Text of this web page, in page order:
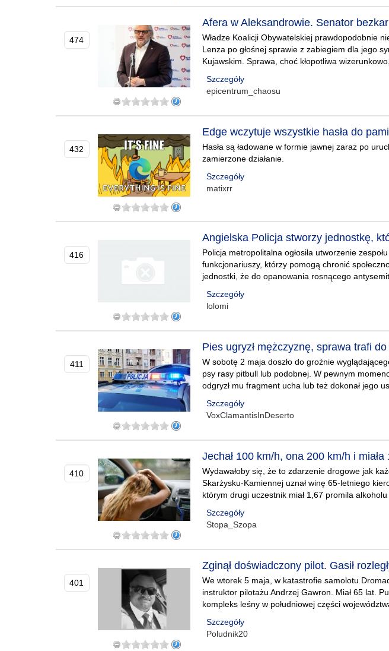
474
Afera w Aleksandrowie. Senator
Władze Koalicji Obywatelskiej prawdopodobnie
Lenza po głośnej sprawie z zabiegiem dla jego
Kujawskim. Sprawa, choć kłopotliwa
Szczegóły
epicentrum_chaosu
432
Edge wczytuje wszystkie hasła do
Hasła są ładowane w formie jawnej zaraz po
zamierzone działanie.
Szczegóły
matixrr
416
Angielska Policja stworzy jednostkę,
Policja metropolitalna ogłosiła utworzenie
funkcjonariuszy, którzy pomogą chronić
jednostki, że do opanowania rosnącego
Szczegóły
lolomi
411
Pies ugryzł mężczyznę, sprawa trafi
W sobotę 2 maja doszło do groźnie
psy rasy pitbull lub podobnej. W pewnym
odgryzł mu fragment ucha lub też dokonał jego
Szczegóły
VoxClamantisInDeserto
410
Jechał 100 km/h, ona 200 km/h i
Wydawałoby się, że to zdarzenie drogowe jak
Skarżysku-Kamiennej uznał winę 65-letniego
którym drugi uczestnik miał 1,67 promila alkoholu
Szczegóły
Stopa_Szopa
401
Zginął doświadczony pilot. Gasił
We wtorek 5 maja, w katastrofie samolotu
instruktor pilotażu Andrzej Gawron. Miał 65 lat.
kompleks leśny w południowej części
Szczegóły
Poludnik20